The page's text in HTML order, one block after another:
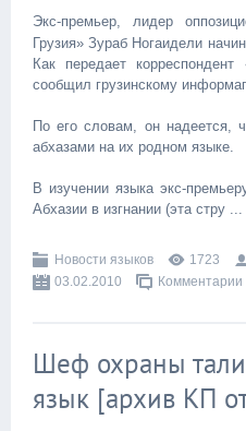
Экс-премьер, лидер
Грузия» Зураб Ногаидели
Как передает
сообщил грузинскому
По его словам, он надеется,
абхазами на их родном языке.
В изучении языка экс-
Абхазии в изгнании (эта стру ...
Новости языков 1723
03.02.2010
Комментарии
Шеф охраны
язык [архив КП